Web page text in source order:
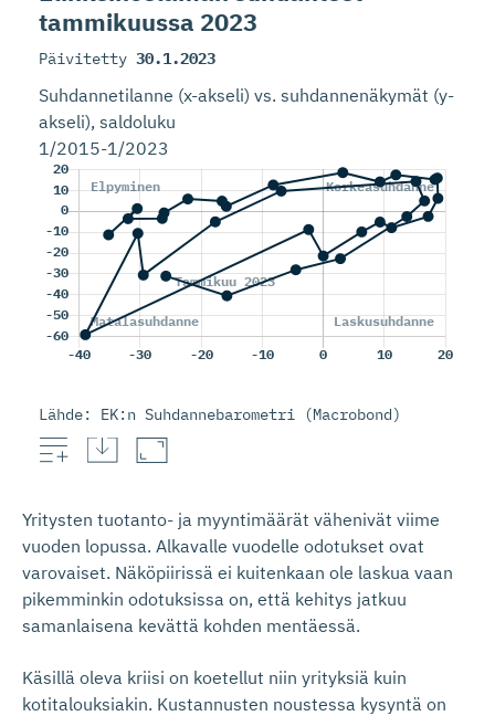
tammikuussa 2023
Päivitetty 30.1.2023
Suhdannetilanne (x-akseli) vs. suhdannenäkymät (y-
akseli), saldoluku
1/2015-1/2023
Lähde: EK:n Suhdannebarometri (Macrobond)
Yritysten tuotanto- ja myyntimäärät vähenivät viime
vuoden lopussa. Alkavalle vuodelle odotukset ovat
varovaiset. Näköpiirissä ei kuitenkaan ole laskua vaan
pikemminkin odotuksissa on, että kehitys jatkuu
samanlaisena kevättä kohden mentäessä.
Käsillä oleva kriisi on koetellut niin yrityksiä kuin
kotitalouksiakin. Kustannusten noustessa kysyntä on